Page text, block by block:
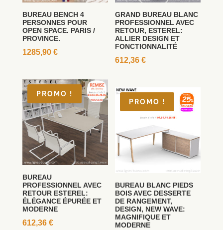
BUREAU BENCH 4
PERSONNES POUR
OPEN SPACE. PARIS /
PROVINCE.
1285,90 €
GRAND BUREAU BLANC
PROFESSIONNEL AVEC
RETOUR, ESTEREL:
ALLIER DESIGN ET
FONCTIONNALITÉ
612,36€
PROMO !
BUREAU
PROFESSIONNEL AVEC
RETOUR ESTEREL:
ÉLÉGANCE ÉPURÉE ET
MODERNE
612,36 €
PROMO !
BUREAU BLANC PIEDS
BOIS AVEC DESSERTE
DE RANGEMENT,
DESIGN, NEW WAVE:
MAGNIFIQUE ET
MODERNE